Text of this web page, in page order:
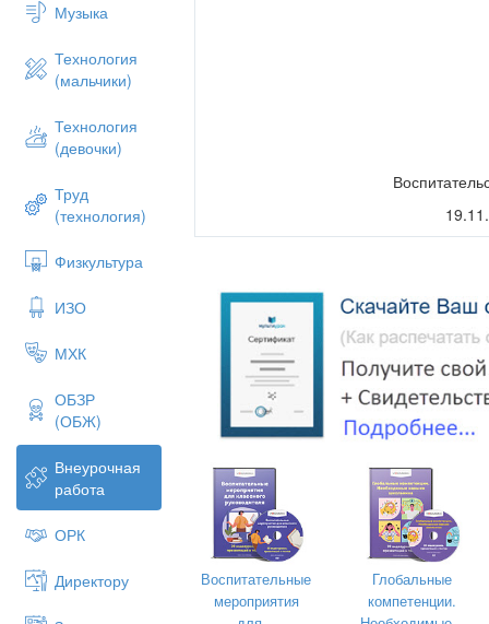
Музыка
Технология
(мальчики)
Технология
(девочки)
Труд
(технология)
Физкультура
ИЗО
МХК
ОБЗР
(ОБЖ)
Внеурочная
работа
ОРК
Директору
«Сила
10б
Воспитательные
мероприятия
Глобальные
компетенции.